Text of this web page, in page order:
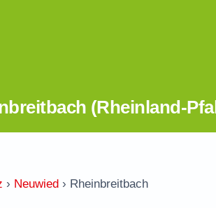
(Rheinland-
› Neuwied › Rheinbreitbach